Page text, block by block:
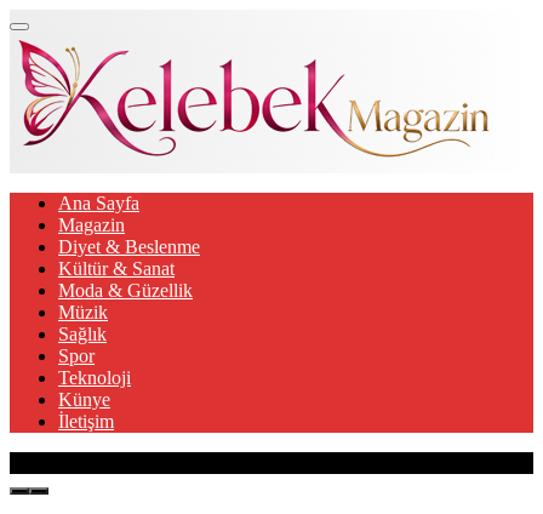
Ana Sayfa
Magazin
Diyet & Beslenme
Kültür & Sanat
Moda & Güzellik
Müzik
Sağlık
Spor
Teknoloji
Künye
İletişim